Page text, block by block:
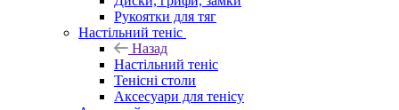
Рукоятки для тяг
Настільний теніс
Назад
Настільний теніс
Тенісні столи
Аксесуари для тенісу